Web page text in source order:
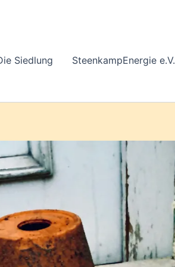
Siedlung SteenkampEnergie e.V.